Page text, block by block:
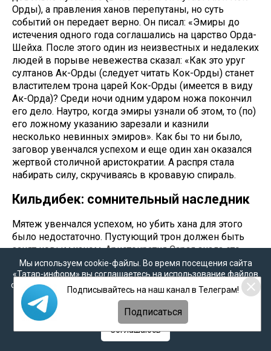
Орды), а правления ханов перепутаны, но суть
событий он передает верно. Он писал: «Эмиры до
истечения одного года соглашались на царство Орда-
Шейха. После этого один из неизвестных и недалеких
людей в порыве невежества сказал: «Как это уруг
султанов Ак-Орды (следует читать Кок-Орды) станет
властителем трона царей Кок-Орды (имеется в виду
Ак-Орда)? Среди ночи одним ударом ножа покончил
его дело. Наутро, когда эмиры узнали об этом, то (по)
его ложному указанию зарезали и казнили
несколько невинных эмиров». Как бы то ни было,
заговор увенчался успехом и еще один хан оказался
жертвой столичной аристократии. А распря стала
набирать силу, скручиваясь в кровавую спираль.
Кильдибек: сомнительный наследник
Мятеж увенчался успехом, но убить хана для этого
было недостаточно. Пустующий трон должен быть
занят новым ханом. Аристократия Сарая знала это
лучше других и в конце осени 1361 года «дабы дела
царства не расстроились...
согласившись (между собой) возвели на трон
царства неизвестного человека, под предлогом, что
он Кильдибек, сын Джанибек-хана». Из этой
оговорки Муин ад-Дина Натанзи, автора «Анонима
Искандера», можно сделать вывод, что многое
Мы используем cookie-файлы. Во время посещения сайта
«Татар-информ» вы соглашаетесь на использование файлов
cookie в соответствии с настоящим уведомлением, согласием
наобработку персональных данных,Политикой о
персональных данных
Политикой конфиденциальности
Соглашаюсь
Подписывайтесь на наш канал в Телеграм!
Подписаться